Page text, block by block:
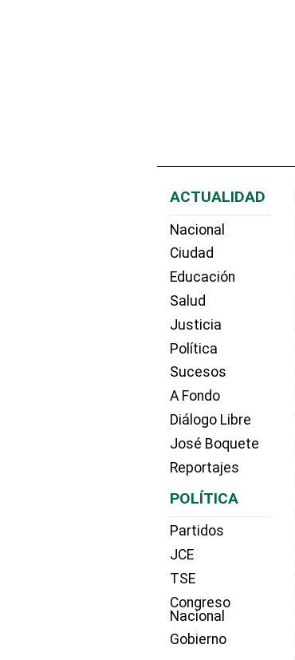
ACTUALIDAD
Nacional
Ciudad
Educación
Salud
Justicia
Política
Sucesos
A Fondo
Diálogo Libre
José Boquete
Reportajes
POLÍTICA
Partidos
JCE
TSE
Congreso
Nacional
Gobierno